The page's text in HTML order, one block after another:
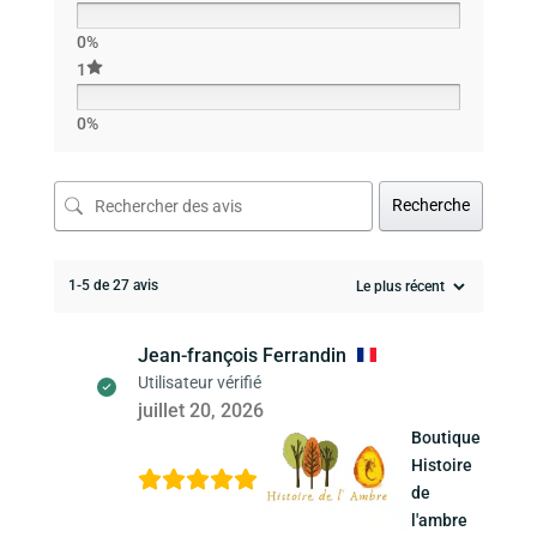
0%
1
0%
Recherche
1-5 de 27 avis
Jean-françois Ferrandin
Utilisateur vérifié
juillet 20, 2026
Boutique
Histoire
de
l'ambre